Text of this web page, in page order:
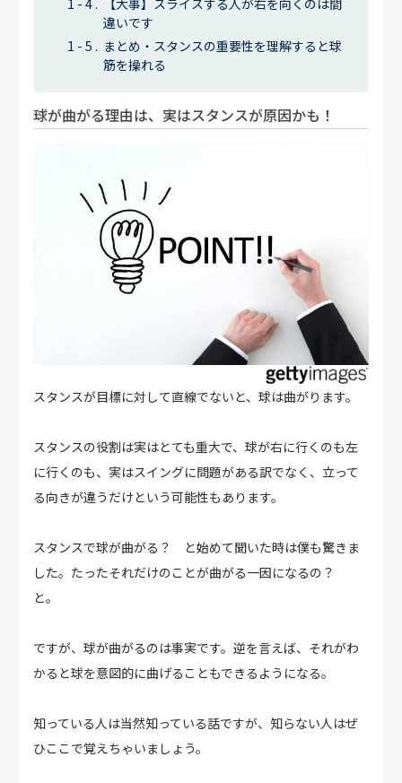
違いです
まとめ・スタンスの重要性を理解すると球
筋を操れる
球が曲がる理由は、実はスタンスが原因かも！
スタンスが目標に対して直線でないと、球は曲がります。
スタンスの役割は実はとても重大で、球が右に行くのも左
に行くのも、実はスイングに問題がある訳でなく、立って
る向きが違うだけという可能性もあります。
スタンスで球が曲がる？ と始めて聞いた時は僕も驚きま
した。たったそれだけのことが曲がる一因になるの？
と。
ですが、球が曲がるのは事実です。逆を言えば、それがわ
かると球を意図的に曲げることもできるようになる。
知っている人は当然知っている話ですが、知らない人はぜ
ひここで覚えちゃいましょう。